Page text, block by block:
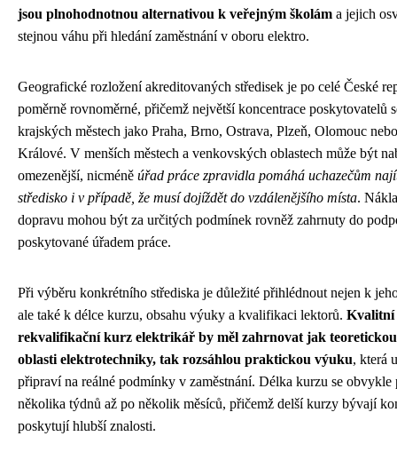
jsou plnohodnotnou alternativou k veřejným školám a jejich
stejnou váhu při hledání zaměstnání v oboru elektro.
Geografické rozložení akreditovaných středisek je po celé České
poměrně rovnoměrné, přičemž největší koncentrace poskytovatelů
krajských městech jako Praha, Brno, Ostrava, Plzeň, Olomouc
Králové. V menších městech a venkovských oblastech může být
omezenější, nicméně úřad práce zpravidla pomáhá uchazečům
středisko i v případě, že musí dojíždět do vzdálenějšího místa.
dopravu mohou být za určitých podmínek rovněž zahrnuty do
poskytované úřadem práce.
Při výběru konkrétního střediska je důležité přihlédnout nejen k
ale také k délce kurzu, obsahu výuky a kvalifikaci lektorů. Kvalitní
rekvalifikační kurz elektrikář by měl zahrnovat jak
oblasti elektrotechniky, tak rozsáhlou praktickou výuku, která
připraví na reálné podmínky v zaměstnání. Délka kurzu se obvykle
několika týdnů až po několik měsíců, přičemž delší kurzy bývají
poskytují hlubší znalosti.